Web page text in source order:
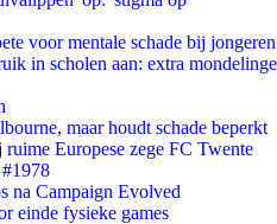
voor mentale schade bij jongeren
in scholen aan: extra mondelinge
maar houdt schade beperkt
Europese zege FC Twente
na Campaign Evolved
einde fysieke games